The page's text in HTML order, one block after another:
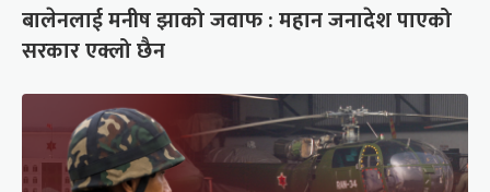
बालेनलाई मनीष झाको जवाफ : महान जनादेश पाएको
सरकार एक्लो छैन